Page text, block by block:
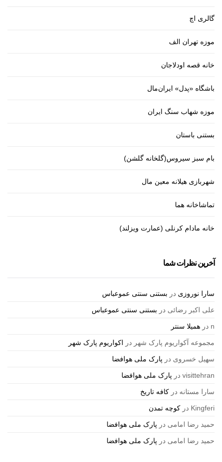
گالری اچ
موزه تهران الف
خانه قصه اودلاجان
باشگاه «پدل» ایران‌مال
موزه شهاب سنگ ایران
بستنی باستان
بام سبز سیروس(گلخانه گلشن)
شهربازی هیلانه معین مال
تماشاخانه هما
خانه مادام کرنلی (عمارت ویزلند)
آخرین نظرات شما
سارا نوروزی در بستنی سنتی عموعباس
علی اکبر رضائی در بستنی سنتی عموعباس
n در همیلا سنتر
مجموعه آکواریوم پارک شهر در اکواریوم پارک شهر
سهیل خسروی در پارک ملی هوافضا
visittehran در پارک ملی هوافضا
سارا مستانه در کافه تاریخ
Kingferi در کوچه تمدن
حمید رضا امامی در پارک ملی هوافضا
حمید رضا امامی در پارک ملی هوافضا